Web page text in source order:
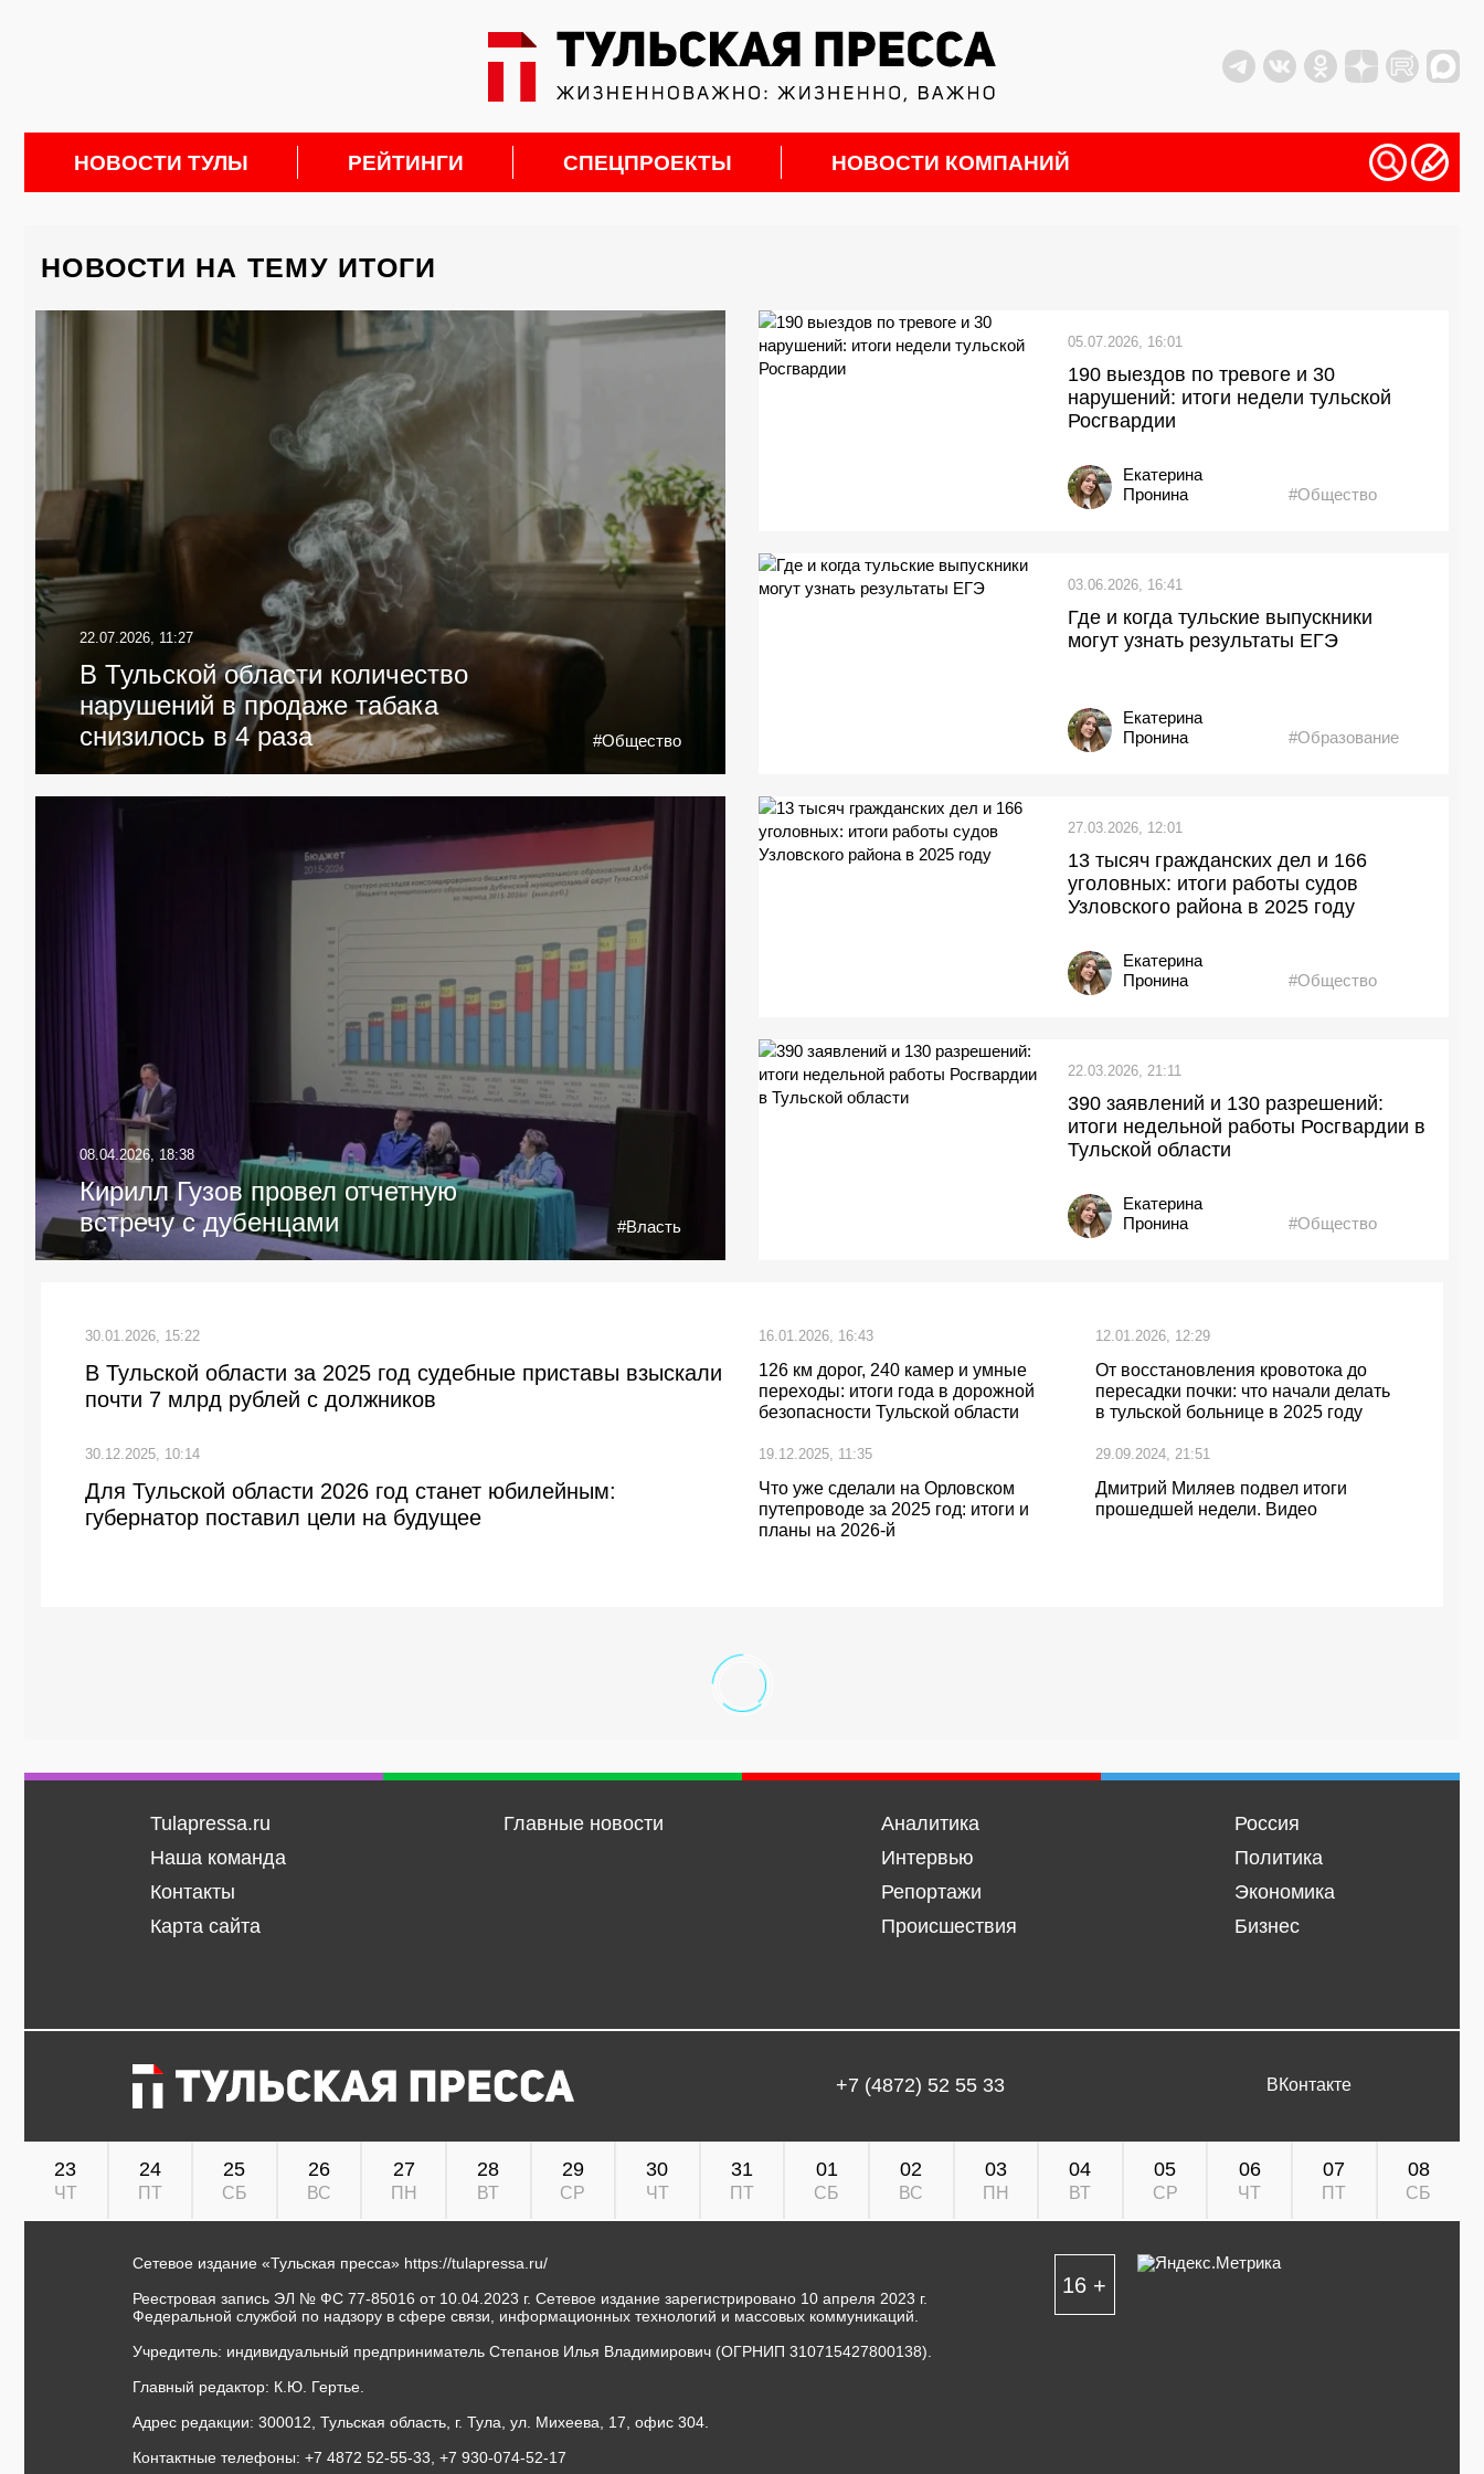
НОВОСТИ ТУЛЫ РЕЙТИНГИ СПЕЦПРОЕКТЫ НОВОСТИ КОМПАНИЙ
НОВОСТИ НА ТЕМУ ИТОГИ
22.07.2026, 11:27
В Тульской области количество
нарушений в продаже табака
снизилось в 4 раза
#Общество
05.07.2026, 16:01
190 выездов по тревоге и 30
нарушений: итоги недели тульской
Росгвардии
Екатерина
Пронина
#Общество
03.06.2026, 16:41
Где и когда тульские выпускники
могут узнать результаты ЕГЭ
Екатерина
Пронина
#Образование
08.04.2026, 18:38
Кирилл Гузов провел отчетную
встречу с дубенцами
#Власть
27.03.2026, 12:01
13 тысяч гражданских дел и 166
уголовных: итоги работы судов
Узловского района в 2025 году
Екатерина
Пронина
#Общество
22.03.2026, 21:11
390 заявлений и 130 разрешений:
итоги недельной работы Росгвардии в
Тульской области
Екатерина
Пронина
#Общество
30.01.2026, 15:22
В Тульской области за 2025 год судебные приставы взыскали
почти 7 млрд рублей с должников
16.01.2026, 16:43
126 км дорог, 240 камер и умные
переходы: итоги года в дорожной
безопасности Тульской области
12.01.2026, 12:29
От восстановления кровотока до
пересадки почки: что начали делать
в тульской больнице в 2025 году
30.12.2025, 10:14
Для Тульской области 2026 год станет юбилейным:
губернатор поставил цели на будущее
19.12.2025, 11:35
Что уже сделали на Орловском
путепроводе за 2025 год: итоги и
планы на 2026-й
29.09.2024, 21:51
Дмитрий Миляев подвел итоги
прошедшей недели. Видео
Tulapressa.ru
Наша команда
Контакты
Карта сайта
Главные новости
Аналитика
Интервью
Репортажи
Происшествия
Россия
Политика
Экономика
Бизнес
+7 (4872) 52 55 33 ВКонтакте
23
ЧТ
24
ПТ
25
СБ
26
ВС
27
ПН
28
ВТ
29
СР
30
ЧТ
31
ПТ
01
СБ
02
ВС
03
ПН
04
ВТ
05
СР
06
ЧТ
07
ПТ
08
СБ
Сетевое издание «Тульская пресса» https://tulapressa.ru/
Реестровая запись ЭЛ № ФС 77-85016 от 10.04.2023 г. Сетевое издание зарегистрировано 10 апреля 2023 г.
Федеральной службой по надзору в сфере связи, информационных технологий и массовых коммуникаций.
Учредитель: индивидуальный предприниматель Степанов Илья Владимирович (ОГРНИП 310715427800138).
Главный редактор: К.Ю. Гертье.
Адрес редакции: 300012, Тульская область, г. Тула, ул. Михеева, 17, офис 304.
Контактные телефоны: +7 4872 52-55-33, +7 930-074-52-17
16 +